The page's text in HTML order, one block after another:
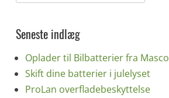
efter:
Seneste indlæg
Oplader til Bilbatterier fra
Skift dine batterier i julelyset
ProLan overfladebeskyttelse